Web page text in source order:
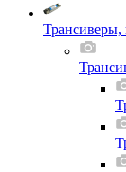
Трансиверы,